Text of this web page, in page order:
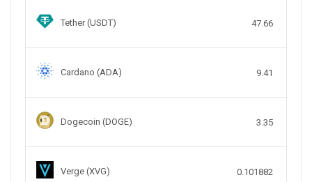
Tether (USDT) 47.66
Cardano (ADA) 9.41
Dogecoin (DOGE) 3.35
Verge (XVG) 0.101882